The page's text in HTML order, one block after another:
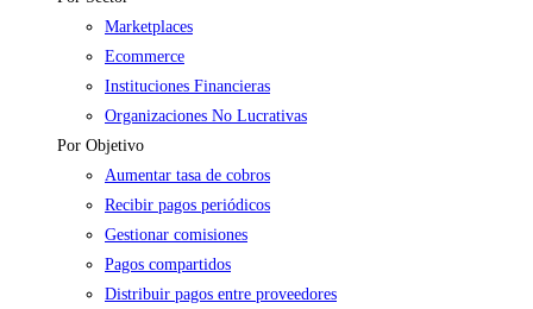
Marketplaces
Ecommerce
Instituciones Financieras
Organizaciones No Lucrativas
Por Objetivo
Aumentar tasa de cobros
Recibir pagos periódicos
Gestionar comisiones
Pagos compartidos
Distribuir pagos entre proveedores